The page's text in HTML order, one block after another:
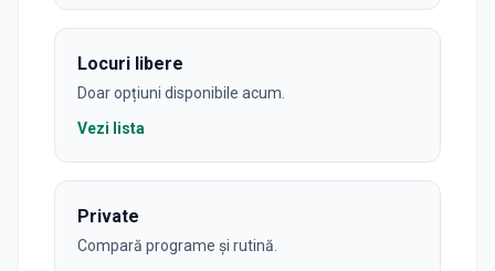
Locuri libere
Doar opțiuni disponibile acum.
Vezi lista
Private
Compară programe și rutină.